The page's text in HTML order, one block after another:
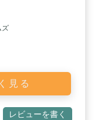
ズ
見る
レビューを書く